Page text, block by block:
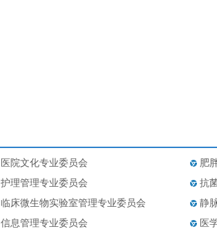
医院文化专业委员会
肥
护理管理专业委员会
抗
临床微生物实验室管理专业委员会
静
信息管理专业委员会
医